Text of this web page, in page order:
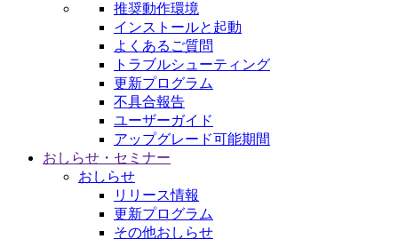
推奨動作環境
インストールと起動
よくあるご質問
トラブルシューティング
更新プログラム
不具合報告
ユーザーガイド
アップグレード可能期間
おしらせ・セミナー
おしらせ
リリース情報
更新プログラム
その他おしらせ